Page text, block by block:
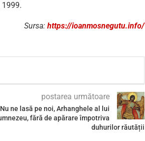
Sursa: https://ioanmosnegutu.info/
postarea următoare
Nu ne lasă pe noi, Arhanghele al lui
fără de apărare împotriva
duhurilor răutății